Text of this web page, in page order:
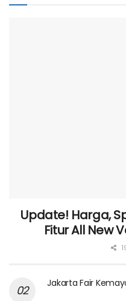
Update! Harga,
Fitur All New
Jakarta Fair